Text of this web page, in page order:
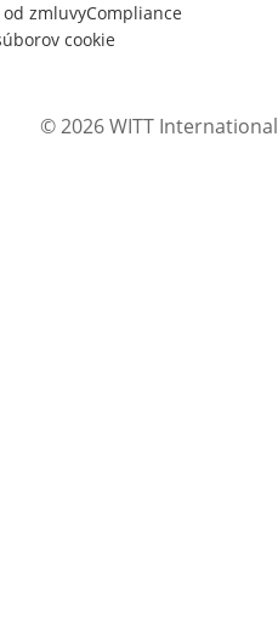
zmluvyCompliance
cookie
© 2026 WITT International